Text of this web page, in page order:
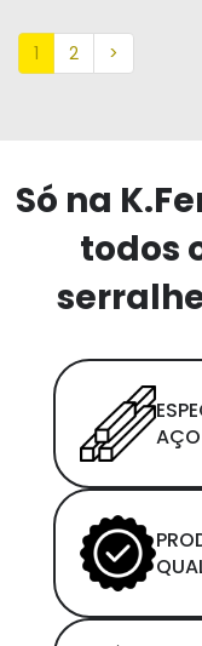
1 2 >
Só na
todos
AÇO